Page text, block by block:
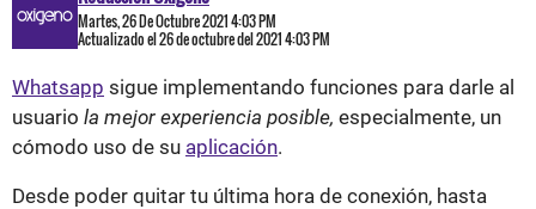
Martes, 26 De Octubre 2021 4:03 PM
Actualizado el 26 de octubre del 2021 4:03 PM
Whatsapp sigue implementando funciones para darle al
usuario la mejor experiencia posible, especialmente, un
cómodo uso de su aplicación.
Desde poder quitar tu última hora de conexión, hasta